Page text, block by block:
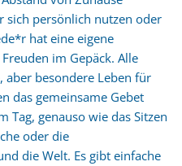
sich persönlich nutzen oder
hat eine eigene
im Gepäck. Alle
aber besondere Leben für
das gemeinsame Gebet
Tag, genauso wie das Sitzen
oder die
die Welt. Es gibt einfache